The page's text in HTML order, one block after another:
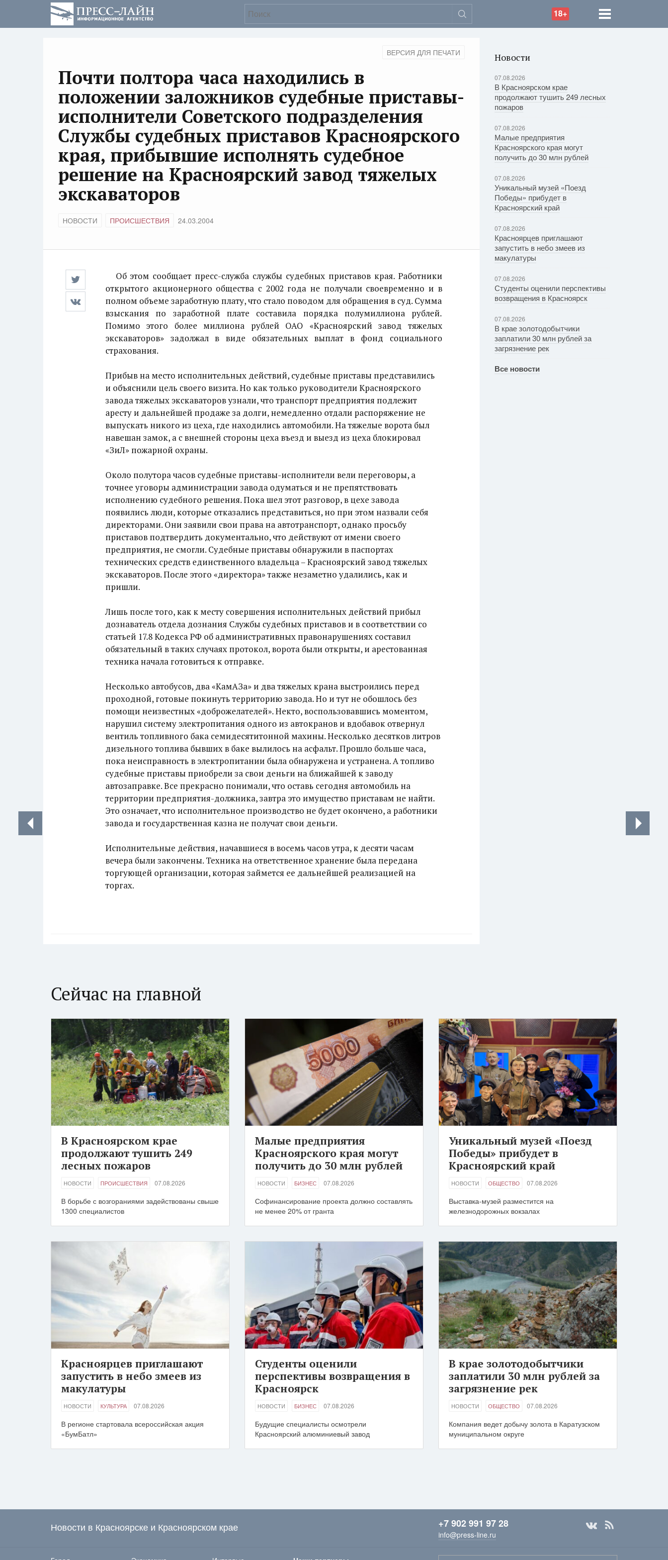
18+
ВЕРСИЯ ДЛЯ ПЕЧАТИ
Почти полтора часа находились в
положении заложников судебные приставы-
исполнители Советского подразделения
Службы судебных приставов Красноярского
края, прибывшие исполнять судебное
решение на Красноярский завод тяжелых
экскаваторов
НОВОСТИ ПРОИСШЕСТВИЯ 24.03.2004
Об этом сообщает пресс-служба службы судебных приставов края. Работники
открытого акционерного общества с 2002 года не получали своевременно и в
полном объеме заработную плату, что стало поводом для обращения в суд. Сумма
взыскания по заработной плате составила порядка полумиллиона рублей.
Помимо этого более миллиона рублей ОАО «Красноярский завод тяжелых
экскаваторов» задолжал в виде обязательных выплат в фонд социального
страхования.
Прибыв на место исполнительных действий, судебные приставы представились
и объяснили цель своего визита. Но как только руководители Красноярского
завода тяжелых экскаваторов узнали, что транспорт предприятия подлежит
аресту и дальнейшей продаже за долги, немедленно отдали распоряжение не
выпускать никого из цеха, где находились автомобили. На тяжелые ворота был
навешан замок, а с внешней стороны цеха въезд и выезд из цеха блокировал
«ЗиЛ» пожарной охраны.
Около полутора часов судебные приставы-исполнители вели переговоры, а
точнее уговоры администрации завода одуматься и не препятствовать
исполнению судебного решения. Пока шел этот разговор, в цехе завода
появились люди, которые отказались представиться, но при этом назвали себя
директорами. Они заявили свои права на автотранспорт, однако просьбу
приставов подтвердить документально, что действуют от имени своего
предприятия, не смогли. Судебные приставы обнаружили в паспортах
технических средств единственного владельца – Красноярский завод тяжелых
экскаваторов. После этого «директора» также незаметно удалились, как и
пришли.
Лишь после того, как к месту совершения исполнительных действий прибыл
дознаватель отдела дознания Службы судебных приставов и в соответствии со
статьей 17.8 Кодекса РФ об административных правонарушениях составил
обязательный в таких случаях протокол, ворота были открыты, и арестованная
техника начала готовиться к отправке.
Несколько автобусов, два «КамАЗа» и два тяжелых крана выстроились перед
проходной, готовые покинуть территорию завода. Но и тут не обошлось без
помощи неизвестных «доброжелателей». Некто, воспользовавшись моментом,
нарушил систему электропитания одного из автокранов и вдобавок отвернул
вентиль топливного бака семидесятитонной махины. Несколько десятков литров
дизельного топлива бывших в баке вылилось на асфальт. Прошло больше часа,
пока неисправность в электропитании была обнаружена и устранена. А топливо
судебные приставы приобрели за свои деньги на ближайшей к заводу
автозаправке. Все прекрасно понимали, что оставь сегодня автомобиль на
территории предприятия-должника, завтра это имущество приставам не найти.
Это означает, что исполнительное производство не будет окончено, а работники
завода и государственная казна не получат свои деньги.
Исполнительные действия, начавшиеся в восемь часов утра, к десяти часам
вечера были закончены. Техника на ответственное хранение была передана
торгующей организации, которая займется ее дальнейшей реализацией на
торгах.
Новости
07.08.2026
В Красноярском крае
продолжают тушить 249 лесных
пожаров
07.08.2026
Малые предприятия
Красноярского края могут
получить до 30 млн рублей
07.08.2026
Уникальный музей «Поезд
Победы» прибудет в
Красноярский край
07.08.2026
Красноярцев приглашают
запустить в небо змеев из
макулатуры
07.08.2026
Студенты оценили перспективы
возвращения в Красноярск
07.08.2026
В крае золотодобытчики
заплатили 30 млн рублей за
загрязнение рек
Все новости
Сейчас на главной
В Красноярском крае
продолжают тушить 249
лесных пожаров
НОВОСТИ ПРОИСШЕСТВИЯ 07.08.2026
В борьбе с возгораниями задействованы свыше
1300 специалистов
Малые предприятия
Красноярского края могут
получить до 30 млн рублей
НОВОСТИ БИЗНЕС 07.08.2026
Софинансирование проекта должно составлять
не менее 20% от гранта
Уникальный музей «Поезд
Победы» прибудет в
Красноярский край
НОВОСТИ ОБЩЕСТВО 07.08.2026
Выставка-музей разместится на
железнодорожных вокзалах
Красноярцев приглашают
запустить в небо змеев из
макулатуры
НОВОСТИ КУЛЬТУРА 07.08.2026
В регионе стартовала всероссийская акция
«БумБатл»
Студенты оценили
перспективы возвращения в
Красноярск
НОВОСТИ БИЗНЕС 07.08.2026
Будущие специалисты осмотрели
Красноярский алюминиевый завод
В крае золотодобытчики
заплатили 30 млн рублей за
загрязнение рек
НОВОСТИ ОБЩЕСТВО 07.08.2026
Компания ведет добычу золота в Каратузском
муниципальном округе
Новости в Красноярске и Красноярском крае +7 902 991 97 28
info@press-line.ru